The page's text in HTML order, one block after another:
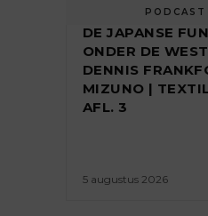
PODCAST
DE JAPANSE
ONDER DE
DENNIS
MIZUNO |
AFL. 3
5 augustus 2026